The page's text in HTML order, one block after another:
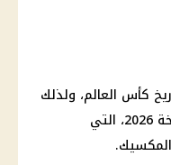
كأس العالم، ولذلك
كان محيطه محط أنظار مع افتتاح نسخة 2026، التي